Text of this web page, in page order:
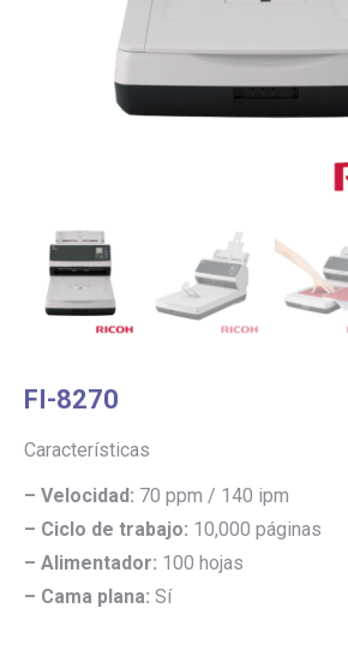
FI-8270
Características
– Velocidad: 70 ppm / 140 ipm
– Ciclo de trabajo: 10,000 páginas
– Alimentador: 100 hojas
– Cama plana: Sí